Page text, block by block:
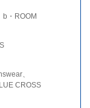
b・ROOM
、
CROSS